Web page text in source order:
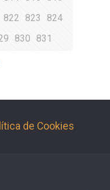
822 823
824
830 831
de Cookies